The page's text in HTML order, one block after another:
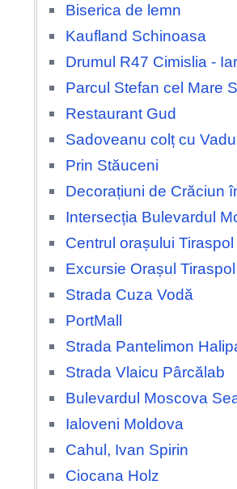
Biserica de lemn
Kaufland Schinoasa
Drumul R47 Cimislia -
Parcul Stefan cel Mare
Restaurant Gud
Sadoveanu colț cu
Prin Stăuceni
Decorațiuni de Crăciun
Intersecția Bulevardul
Centrul orașului Tiraspol
Excursie Orașul Tiraspol
Strada Cuza Vodă
PortMall
Strada Pantelimon
Strada Vlaicu Pârcălab
Bulevardul Moscova
Ialoveni Moldova
Cahul, Ivan Spirin
Ciocana Holz